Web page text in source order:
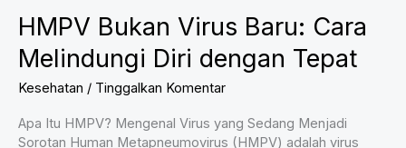
HMPV Bukan Virus Baru: Cara
Melindungi Diri dengan Tepat
Kesehatan / Tinggalkan Komentar
Apa Itu HMPV? Mengenal Virus yang Sedang Menjadi
Sorotan Human Metapneumovirus (HMPV) adalah virus